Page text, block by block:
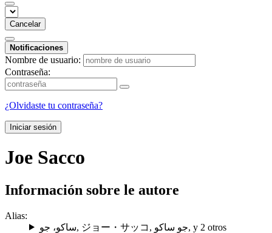
Cancelar
Notificaciones
Nombre de usuario:
Contraseña:
¿Olvidaste tu contraseña?
Iniciar sesión
Joe Sacco
Información sobre le autore
Alias:
ساكو، جو, ジョー・サッコ , جو ساكو, y 2 otros